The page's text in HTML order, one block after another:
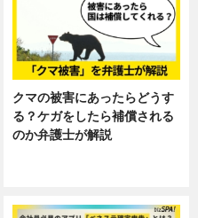
クマの被害にあったらどうす
る？ケガをしたら補償される
のか弁護士が解説